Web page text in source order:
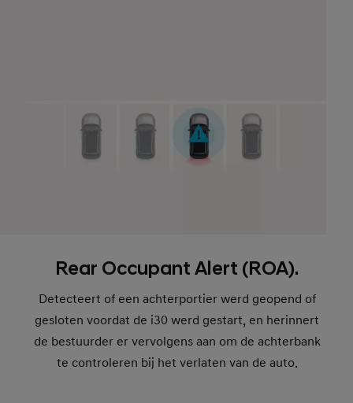
Rear Occupant Alert (ROA).
Detecteert of een achterportier werd geopend of
gesloten voordat de i30 werd gestart, en herinnert
de bestuurder er vervolgens aan om de achterbank
te controleren bij het verlaten van de auto.